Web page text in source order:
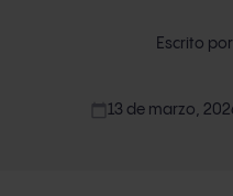
Escrito por
13 de marzo,